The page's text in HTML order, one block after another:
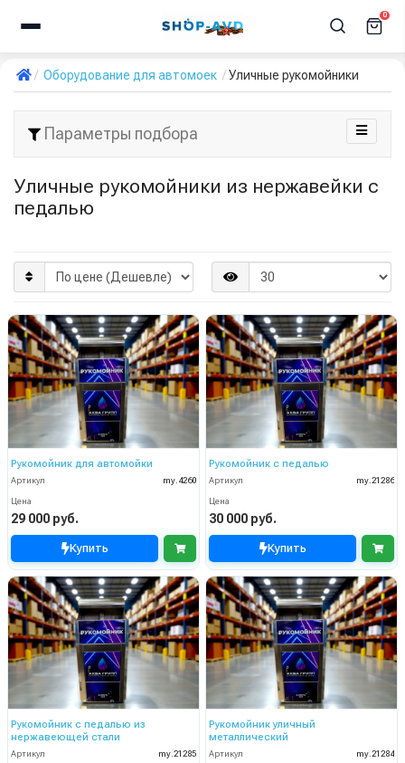
0
Оборудование для автомоек Уличные рукомойники
Параметры подбора
Уличные рукомойники из нержавейки с
педалью
Рукомойник для автомойки
Артикул my.4260
Цена
29 000 руб.
Купить
Рукомойник с педалью
Артикул my.21286
Цена
30 000 руб.
Купить
Рукомойник с педалью из
нержавеющей стали
Артикул my.21285
Рукомойник уличный
металлический
Артикул my.21284